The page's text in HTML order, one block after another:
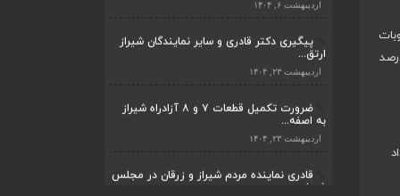
است، این در حالی است که سال اول تحقق مصوبات صحن از کمیته‌ها ۳۴ درصد و در سال دوم ۶۸ درصد
اردیبهشت ۶, ۱۴۰۴
پیگیری دکتر قادری و سایر نمایندگان شیراز
ارتق...
اردیبهشت ۲۳, ۱۴۰۴
ضرورت تکمیل قطعات ۷ و ۸ آزادراه شیراز
به اصفه...
اردیبهشت ۲۳, ۱۴۰۴
قادری نماینده مردم شیراز و زرقان در مجلس
شورا...